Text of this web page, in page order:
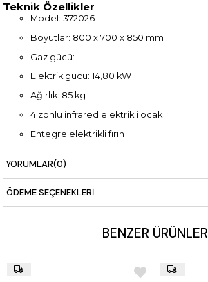
Teknik Özellikler
Model: 372026
Boyutlar: 800 x 700 x 850 mm
Gaz gücü: -
Elektrik gücü: 14,80 kW
Ağırlık: 85 kg
4 zonlu infrared elektrikli ocak
Entegre elektrikli fırın
Paslanmaz çelik gövde
YORUMLAR(0)
ÖDEME SEÇENEKLERI
BENZER ÜRÜNLER